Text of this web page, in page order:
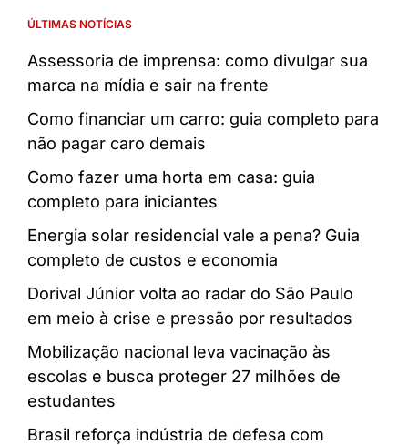
ÚLTIMAS NOTÍCIAS
Assessoria de imprensa: como divulgar sua
marca na mídia e sair na frente
Como financiar um carro: guia completo para
não pagar caro demais
Como fazer uma horta em casa: guia
completo para iniciantes
Energia solar residencial vale a pena? Guia
completo de custos e economia
Dorival Júnior volta ao radar do São Paulo
em meio à crise e pressão por resultados
Mobilização nacional leva vacinação às
escolas e busca proteger 27 milhões de
estudantes
Brasil reforça indústria de defesa com